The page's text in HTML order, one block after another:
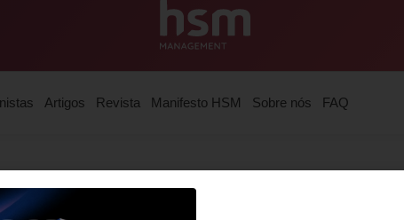
Artigos Revista Manifesto HSM Sobre nós FAQ
da computação e empreendedora graduada pela Duke